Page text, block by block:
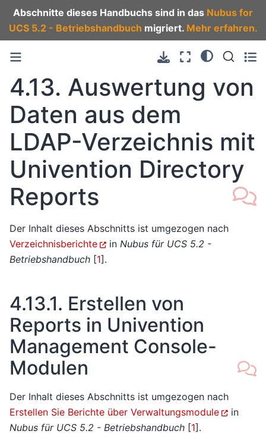
Abschnitte dieses Handbuchs sind in das Nubus for
UCS 5.2 - Betriebshandbuch migriert. Mehr erfahren.
4.13. Auswertung von
Daten aus dem
LDAP-Verzeichnis mit
Univention Directory
Reports
Der Inhalt dieses Abschnitts ist umgezogen nach
Verzeichnisberichte
in Nubus für UCS 5.2 -
Betriebshandbuch [1].
4.13.1. Erstellen von
Reports in Univention
Management Console-
Modulen
Der Inhalt dieses Abschnitts ist umgezogen nach
Erstellen Sie Berichte über Verwaltungsmodule
in
Nubus für UCS 5.2 - Betriebshandbuch [1].